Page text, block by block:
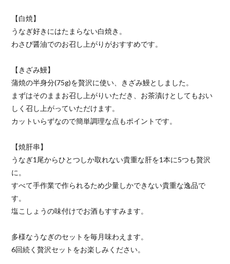
【白焼】
うなぎ好きにはたまらない白焼き。
わさび醤油でのお召し上がりがおすすめです。
【きざみ鰻】
蒲焼の半身分(75g)を贅沢に使い、きざみ鰻としました。
まずはそのままお召し上がりいただき、お茶漬けとしてもおい
しく召し上がっていただけます。
カットいらずなので簡単調理な点もポイントです。
【焼肝串】
うなぎ1尾からひとつしか取れない貴重な肝を1本に5つも贅沢
に。
すべて手作業で作られるため少量しかできない貴重な逸品で
す。
塩こしょうの味付けでお酒もすすみます。
多様なうなぎのセットを毎月味わえます。
6回続く贅沢セットをお楽しみください。